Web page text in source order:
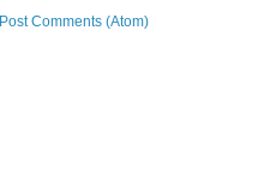
Post Comments (Atom)